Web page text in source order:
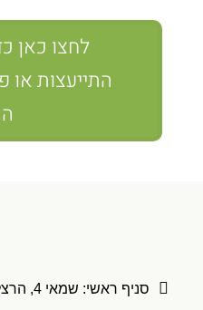
לחצו כאן
התייעצות או
 סניף ראשי: שמאי 4, הרצליה